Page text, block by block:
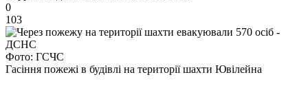
0
103
Фото: ГСЧС
Гасіння пожежі в будівлі на території шахти Ювілейна